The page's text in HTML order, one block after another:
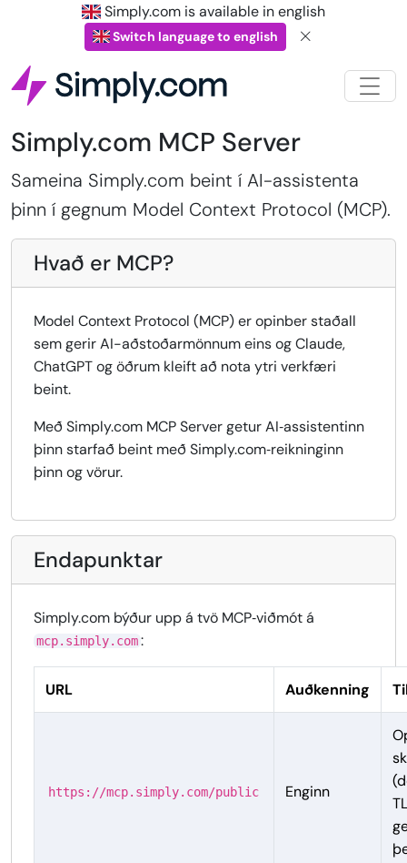
Simply.com is available in english
Switch language to english
Simply.com MCP Server
Sameina Simply.com beint í AI-assistenta
þinn í gegnum Model Context Protocol (MCP).
Hvað er MCP?
Model Context Protocol (MCP) er opinber staðall
sem gerir AI-aðstoðarmönnum eins og Claude,
ChatGPT og öðrum kleift að nota ytri verkfæri
beint.
Með Simply.com MCP Server getur AI‑assistentinn
þinn starfað beint með Simply.com‑reikninginn
þinn og vörur.
Endapunktar
Simply.com býður upp á tvö MCP‑viðmót á
mcp.simply.com :
URL Auðkenning
https://mcp.simply.com/public Enginn